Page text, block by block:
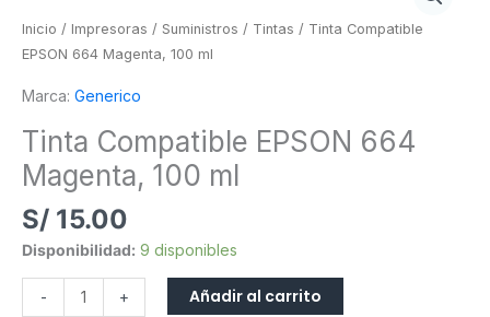
Inicio / Impresoras / Suministros / Tintas / Tinta Compatible
EPSON 664 Magenta, 100 ml
Marca: Generico
Tinta Compatible EPSON 664
Magenta, 100 ml
S/ 15.00
Disponibilidad: 9 disponibles
-
EPSON
664
100
cantidad
+ Añadir al carrito